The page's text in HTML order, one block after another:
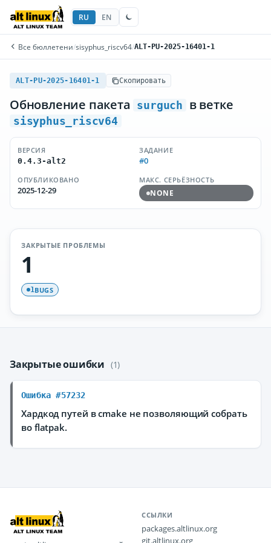
RU EN
Все бюллетени/sisyphus_riscv64/ALT-PU-2025-16401-1
ALT-PU-2025-16401-1 Скопировать
Обновление пакета surguch в ветке
sisyphus_riscv64
ВЕРСИЯ
0.4.3-alt2
ЗАДАНИЕ
#0
ОПУБЛИКОВАНО
2025-12-29
МАКС. СЕРЬЁЗНОСТЬ
NONE
ЗАКРЫТЫЕ ПРОБЛЕМЫ
1
1BUGS
Закрытые ошибки (1)
Ошибка #57232
Хардкод путей в cmake не позволяющий собрать
во flatpak.
ССЫЛКИ
packages.altlinux.org
git.altlinux.org